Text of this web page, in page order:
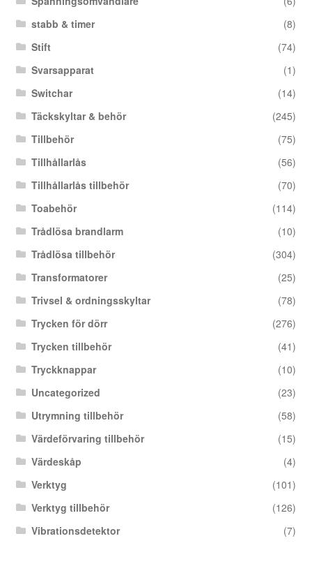
stabb & timer
(8)
Stift
(74)
Svarsapparat
(1)
Switchar
(14)
Täckskyltar & behör
(245)
Tillbehör
(75)
Tillhållarlås
(56)
Tillhållarlås tillbehör
(70)
Toabehör
(114)
Trådlösa brandlarm
(10)
Trådlösa tillbehör
(304)
Transformatorer
(25)
Trivsel & ordningsskyltar
(78)
Trycken för dörr
(276)
Trycken tillbehör
(41)
Tryckknappar
(10)
Uncategorized
(23)
Utrymning tillbehör
(58)
Värdeförvaring tillbehör
(15)
Värdeskåp
(4)
Verktyg
(101)
Verktyg tillbehör
(126)
Vibrationsdetektor
(7)